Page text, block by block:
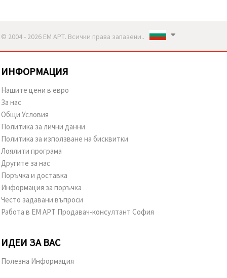
© 2004 - 2026 ЕМ АРТ. Всички права запазени..
ИНФОРМАЦИЯ
Нашите цени в евро
За нас
Общи Условия
Политика за лични данни
Политика за използване на бисквитки
Лоялити програма
Другите за нас
Поръчка и доставка
Информация за поръчка
Често задавани въпроси
Работа в ЕМ АРТ Продавач-консултант София
ИДЕИ ЗА ВАС
Полезна Информация